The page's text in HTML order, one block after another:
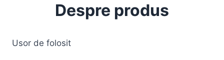
Despre produs
Usor de folosit